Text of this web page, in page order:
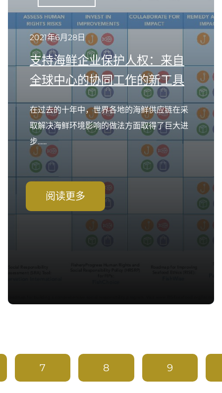
2021年6月28日
支持海鲜企业保护人权：来自
全球中心的协同工作的新工具
在过去的十年中，世界各地的海鲜供应链在采
取解决海鲜环境影响的做法方面取得了巨大进
步......
阅读更多
7 8 9